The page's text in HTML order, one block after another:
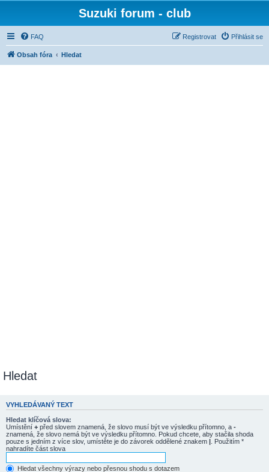
Suzuki forum - club
FAQ Přihlásit se
Registrovat
Obsah fóra Hledat
Hledat
VYHLEDÁVANÝ TEXT
Hledat klíčová slova:
Umístění + před slovem znamená, že slovo musí být ve výsledku přítomno, a -
znamená, že slovo nemá být ve výsledku přítomno. Pokud chcete, aby stačila shoda
pouze s jedním z více slov, umístěte je do závorek oddělené znakem | . Použitím *
nahradíte část slova
Hledat všechny výrazy nebo přesnou shodu s dotazem